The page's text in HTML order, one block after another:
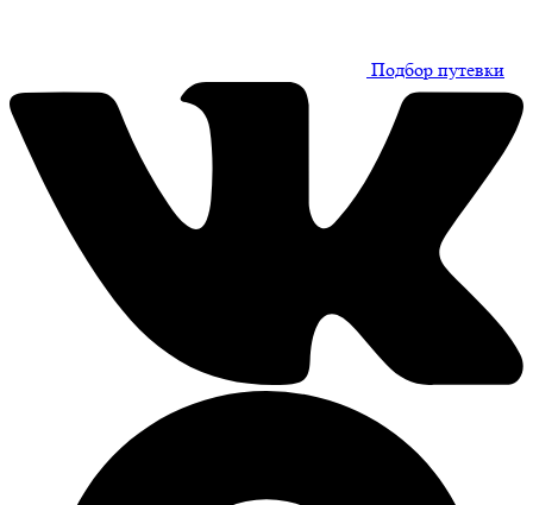
Подбор путевки